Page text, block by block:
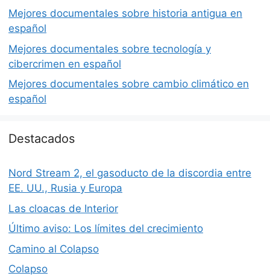
Mejores documentales sobre historia antigua en
español
Mejores documentales sobre tecnología y
cibercrimen en español
Mejores documentales sobre cambio climático en
español
Destacados
Nord Stream 2, el gasoducto de la discordia entre
EE. UU., Rusia y Europa
Las cloacas de Interior
Último aviso: Los límites del crecimiento
Camino al Colapso
Colapso